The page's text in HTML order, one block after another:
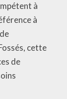
à
à
cette
de